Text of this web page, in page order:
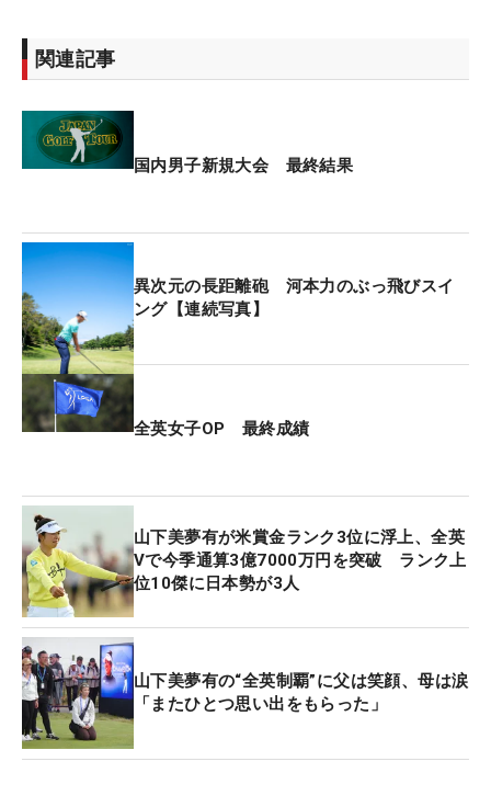
ダーボードで戦況を確認した。
ートルを沈めてバーディ。14番パー5はピン手前の
13メートルほどに2オンすると、きれいな転がりを
首位に踊り出た。
攻勢は緩めず15番パー4は2打目をグリーン奥に外し
たが、チップインバーディ。16番パー4は手前7メー
トルからのバーディパットを流し込み、気がつけば
後続に2打のリードをつけていた。
Quad MiniDriver」でスライスを“かけすぎて”ピンま
で125ヤードの右ラフに運ぶ。3打目は「ちょいフラ
イヤー」でグリーン左奥に外した。グリーンは、ピ
ンに向かって下り傾斜でやさしくないアプローチだ
ったが、きっちり1メートルに寄せてパーでしの
ぎ、勝利を決定づけた。
今年に入って意識していることが2つある。1つは最
終日に強くなる体力強化。「昨年の日本オープンで
関連記事
国内男子新規大会 最終結果
異次元の長距離砲 河本力のぶっ飛びスイ
ング【連続写真】
全英女子OP 最終成績
山下美夢有が米賞金ランク3位に浮上、全英
Vで今季通算3億7000万円を突破 ランク上
位10傑に日本勢が3人
山下美夢有の“全英制覇”に父は笑顔、母は涙
「またひとつ思い出をもらった」